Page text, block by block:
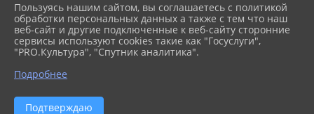
2026 г. lukcbs.ru
Вход
Карта сайта
Политика обработки персональных данных
Сделано на KubCMS
Разработка и поддержка
Пользуясь нашим сайтом, вы соглашаетесь с политикой
обработки персональных данных а также с тем что наш
веб-сайт и другие подключенные к веб-сайту сторонние
сервисы используют cookies такие как "Госуслуги",
"PRO.Культура", "Спутник аналитика".
Подробнее
Подтверждаю